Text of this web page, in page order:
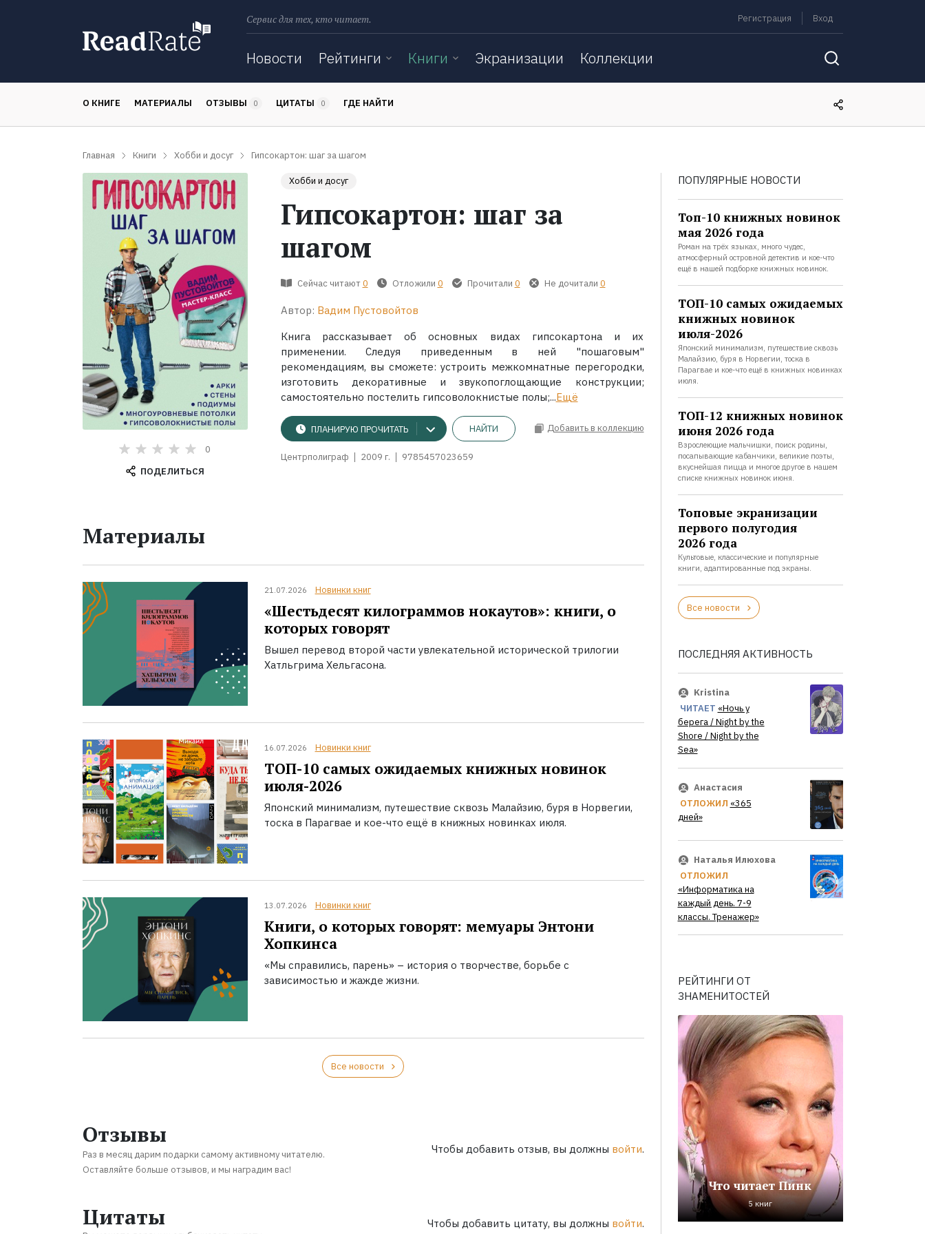
Сервис для тех, кто читает. Регистрация Вход
Новости Рейтинги Книги Экранизации Коллекции
О КНИГЕ МАТЕРИАЛЫ ОТЗЫВЫ 0 ЦИТАТЫ 0 ГДЕ НАЙТИ
Главная Книги Хобби и досуг Гипсокартон: шаг за шагом
0
ПОДЕЛИТЬСЯ
Хобби и досуг
Гипсокартон: шаг за
шагом
Сейчас читают 0 Отложили 0 Прочитали 0 Не дочитали 0
Автор: Вадим Пустовойтов
Книга рассказывает об основных видах гипсокартона и их
применении. Следуя приведенным в ней "пошаговым"
рекомендациям, вы сможете: устроить межкомнатные перегородки,
изготовить декоративные и звукопоглощающие конструкции;
самостоятельно постелить гипсоволокнистые полы;...Ещё
ПЛАНИРУЮ ПРОЧИТАТЬ НАЙТИ Добавить в коллекцию
Центрполиграф 2009 г. 9785457023659
Материалы
21.07.2026 Новинки книг
«Шестьдесят килограммов нокаутов»: книги, о
которых говорят
Вышел перевод второй части увлекательной исторической трилогии
Хатльгрима Хельгасона.
16.07.2026 Новинки книг
ТОП-10 самых ожидаемых книжных новинок
июля-2026
Японский минимализм, путешествие сквозь Малайзию, буря в Норвегии,
тоска в Парагвае и кое-что ещё в книжных новинках июля.
13.07.2026 Новинки книг
Книги, о которых говорят: мемуары Энтони
Хопкинса
«Мы справились, парень» – история о творчестве, борьбе с
зависимостью и жажде жизни.
Все новости
Отзывы
Раз в месяц дарим подарки самому активному читателю.
Оставляйте больше отзывов, и мы наградим вас!
Чтобы добавить отзыв, вы должны войти.
Цитаты Чтобы добавить цитату, вы должны войти.
ПОПУЛЯРНЫЕ НОВОСТИ
Топ-10 книжных новинок
мая 2026 года
Роман на трёх языках, много чудес,
атмосферный островной детектив и кое-что
ещё в нашей подборке книжных новинок.
ТОП-10 самых ожидаемых
книжных новинок
июля-2026
Японский минимализм, путешествие сквозь
Малайзию, буря в Норвегии, тоска в
Парагвае и кое-что ещё в книжных новинках
июля.
ТОП-12 книжных новинок
июня 2026 года
Взрослеющие мальчишки, поиск родины,
посапывающие кабанчики, великие поэты,
вкуснейшая пицца и многое другое в нашем
списке книжных новинок июня.
Топовые экранизации
первого полугодия
2026 года
Культовые, классические и популярные
книги, адаптированные под экраны.
Все новости
ПОСЛЕДНЯЯ АКТИВНОСТЬ
Kristina
ЧИТАЕТ «Ночь у
берега / Night by the
Shore / Night by the
Sea»
Анастасия
ОТЛОЖИЛ «365
дней»
Наталья Илюхова
ОТЛОЖИЛ
«Информатика на
каждый день. 7-9
классы. Тренажер»
РЕЙТИНГИ ОТ
ЗНАМЕНИТОСТЕЙ
Что читает Пинк
5 книг